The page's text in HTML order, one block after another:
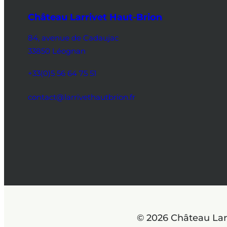
Château Larrivet Haut-Brion
84, avenue de Cadaujac
33850 Léognan
+33(0)5 56 64 75 51
contact@larrivethautbrion.fr
© 2026 Château